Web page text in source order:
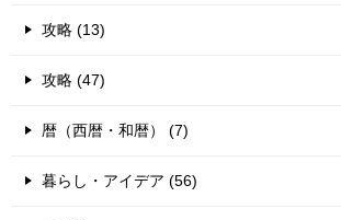
攻略 (13)
攻略 (47)
暦（西暦・和暦） (7)
暮らし・アイデア (56)